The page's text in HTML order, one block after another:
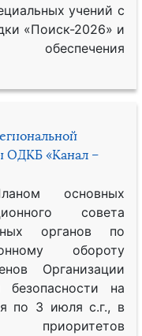
учений с
«Поиск-2026» и
обеспечения
ОДКБ «Канал –
основных
совета
органов по
обороту
Организации
на
по 3 июля с.г., в